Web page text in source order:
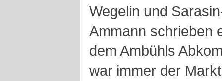
Wegelin und
Ammann schrieben
dem Ambühls
war immer der